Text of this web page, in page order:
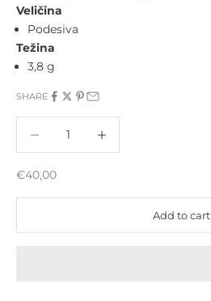
Veličina
Podesiva
Težina
3,8 g
SHARE
Sale price
€40,00
Add to cart